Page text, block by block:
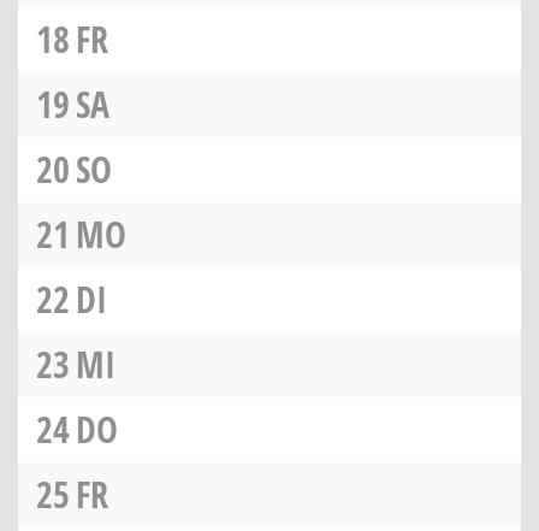
18FR
19SA
20SO
21 MO
22DI
23MI
24DO
25FR